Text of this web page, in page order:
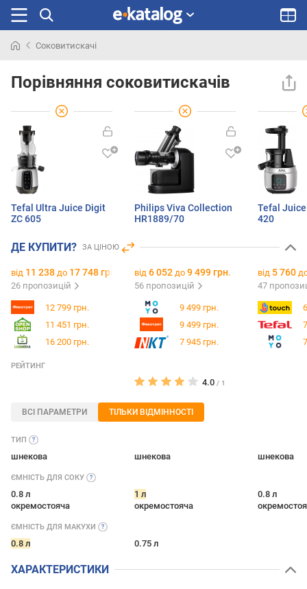
раніше
Соковитискачі
Порівняння соковитискачів
Tefal Ultra Juice Digit
ZC 605
Philips Viva Collection
HR1889/70
Tefal Juice
420
ДЕ КУПИТИ? ЗА ЦІНОЮ
від 11 238 до 17 748 грн.
26 пропозицій
від 6 052 до 9 499 грн.
56 пропозицій
від 5 760
47
12 799 грн.
11 451 грн.
16 200 грн.
9 499 грн.
9 499 грн.
7 945 грн.
РЕЙТИНГ
4.0 / 1
ВСІ ПАРАМЕТРИ ТІЛЬКИ ВІДМІННОСТІ
ТИП
шнекова шнекова шнекова
ЄМНІСТЬ ДЛЯ СОКУ
0.8 л
окремостояча
1 л
окремостояча
0.8 л
ЄМНІСТЬ ДЛЯ МАКУХИ
0.8 л 0.75 л
ХАРАКТЕРИСТИКИ